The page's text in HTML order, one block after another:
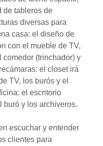
de tableros de
diversas para
casa: el diseño de
con el mueble de TV,
(trinchador) y
el closet irá
TV, los burós y el
el escritorio
buró y los archiveros.
escuchar y entender
clientes para